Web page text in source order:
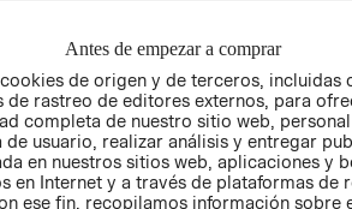
Antes de empezar a comprar
de origen y de terceros, incluidas
de rastreo de editores externos, para
completa de nuestro sitio web,
de usuario, realizar análisis y entregar
en nuestros sitios web, aplicaciones y
en Internet y a través de plataformas de
ese fin, recopilamos información sobre